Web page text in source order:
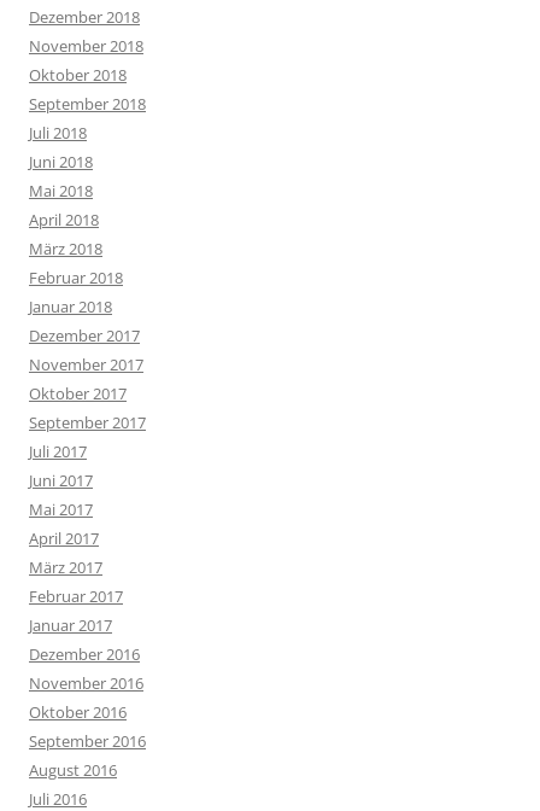
Dezember 2018
November 2018
Oktober 2018
September 2018
Juli 2018
Juni 2018
Mai 2018
April 2018
März 2018
Februar 2018
Januar 2018
Dezember 2017
November 2017
Oktober 2017
September 2017
Juli 2017
Juni 2017
Mai 2017
April 2017
März 2017
Februar 2017
Januar 2017
Dezember 2016
November 2016
Oktober 2016
September 2016
August 2016
Juli 2016